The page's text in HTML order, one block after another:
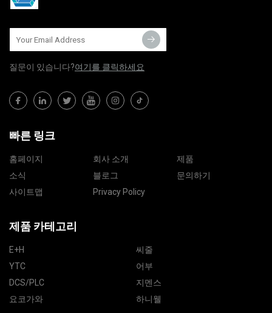
질문이 있습니다?여기를 클릭하세요
빠른 링크
홈페이지 회사 소개
제품
소식
블로그
문의하기
사이트맵
Privacy Policy
제품 카테고리
E+H
씨줄
YTC
어부
DCS/PLC
지멘스
요코가와
하니웰